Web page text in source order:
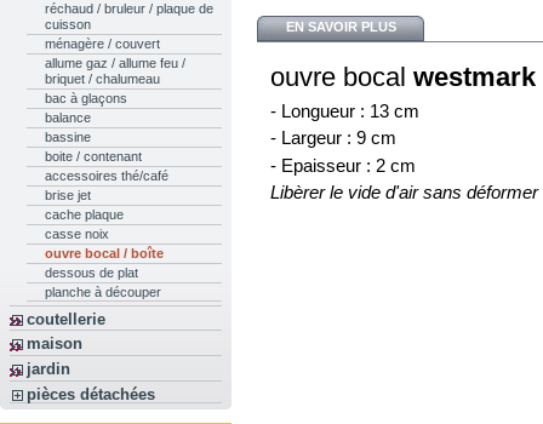
réchaud / bruleur / plaque de
cuisson
ménagère / couvert
allume gaz / allume feu /
briquet / chalumeau
bac à glaçons
balance
bassine
boite / contenant
accessoires thé/café
brise jet
cache plaque
casse noix
ouvre bocal / boîte
dessous de plat
planche à découper
coutellerie
maison
jardin
pièces détachées
EN SAVOIR PLUS
ouvre bocal westmark
- Longueur : 13 cm
- Largeur : 9 cm
- Epaisseur : 2 cm
Libèrer le vide d'air sans